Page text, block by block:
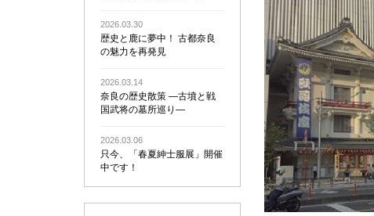
2026.03.30
歴史と鹿に夢中！ 古都奈良
の魅力を再発見
2026.03.14
奈良の歴史散策 ―古墳と戦
国武将の墓所巡り―
2026.03.06
只今、「春夏紳士服展」開催
中です！